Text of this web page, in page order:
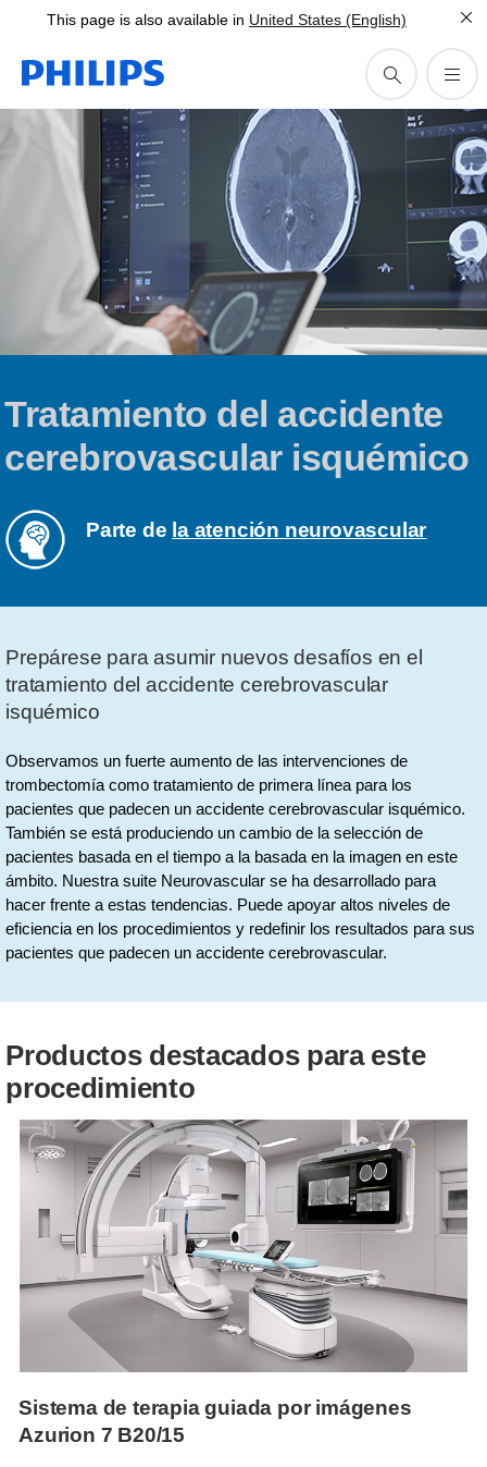
This page is also available in United States (English)
Tratamiento del accidente
cerebrovascular isquémico
Parte de la atención neurovascular
Prepárese para asumir nuevos desafíos en el
tratamiento del accidente cerebrovascular
isquémico
Observamos un fuerte aumento de las intervenciones de
trombectomía como tratamiento de primera línea para los
pacientes que padecen un accidente cerebrovascular isquémico.
También se está produciendo un cambio de la selección de
pacientes basada en el tiempo a la basada en la imagen en este
ámbito. Nuestra suite Neurovascular se ha desarrollado para
hacer frente a estas tendencias. Puede apoyar altos niveles de
eficiencia en los procedimientos y redefinir los resultados para sus
pacientes que padecen un accidente cerebrovascular.
Productos destacados para este
procedimiento
Sistema de terapia guiada por imágenes
Azurion 7 B20/15